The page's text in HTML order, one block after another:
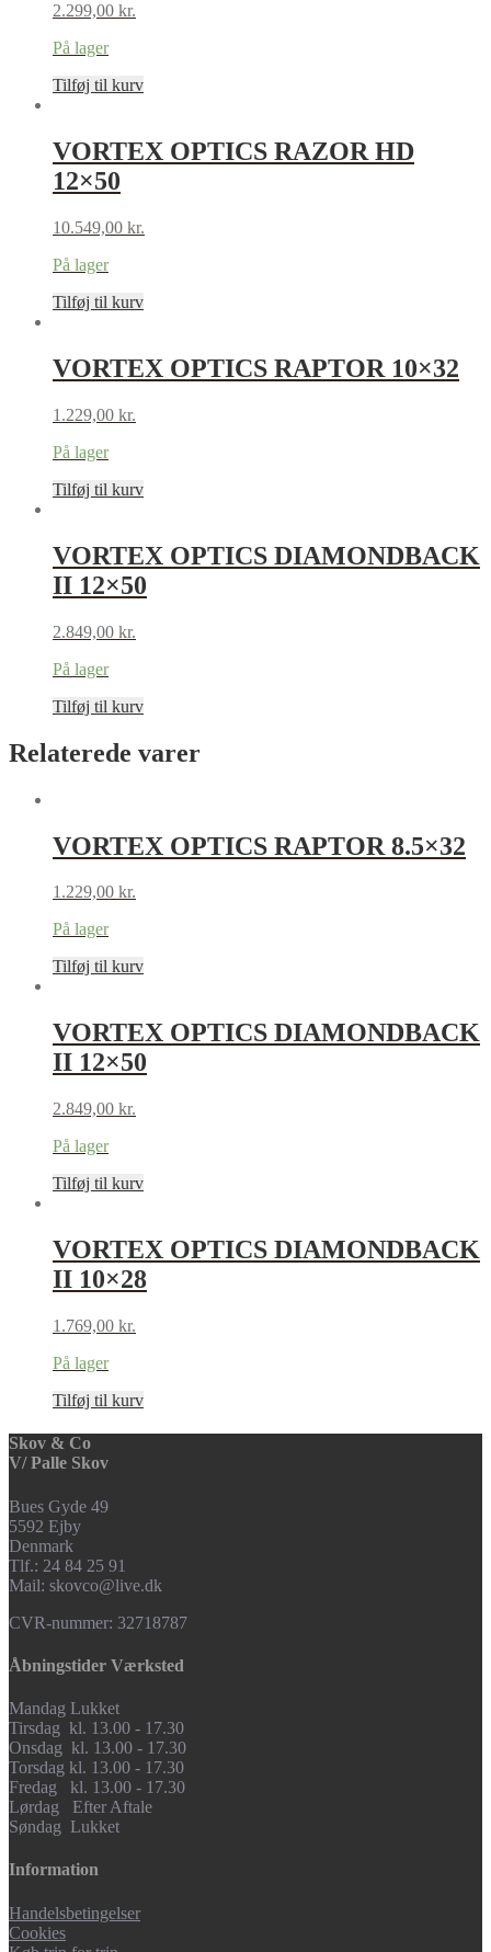
2.299,00 kr.
På lager
Tilføj til kurv
VORTEX OPTICS RAZOR HD
12×50
10.549,00 kr.
På lager
Tilføj til kurv
VORTEX OPTICS RAPTOR 10×32
1.229,00 kr.
På lager
Tilføj til kurv
VORTEX OPTICS DIAMONDBACK
II 12×50
2.849,00 kr.
På lager
Tilføj til kurv
Relaterede varer
VORTEX OPTICS RAPTOR 8.5×32
1.229,00 kr.
På lager
Tilføj til kurv
VORTEX OPTICS DIAMONDBACK
II 12×50
2.849,00 kr.
På lager
Tilføj til kurv
VORTEX OPTICS DIAMONDBACK
II 10×28
1.769,00 kr.
På lager
Tilføj til kurv
Skov & Co
V/ Palle Skov
Bues Gyde 49
5592 Ejby
Denmark
Tlf.: 24 84 25 91
Mail: skovco@live.dk
CVR-nummer: 32718787
Åbningstider Værksted
Mandag Lukket
Tirsdag kl. 13.00 - 17.30
Onsdag kl. 13.00 - 17.30
Torsdag kl. 13.00 - 17.30
Fredag kl. 13.00 - 17.30
Lørdag Efter Aftale
Søndag Lukket
Information
Handelsbetingelser
Cookies